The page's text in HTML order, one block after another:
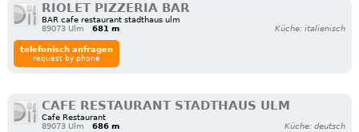
RIOLET PIZZERIA BAR
BAR cafe restaurant stadthaus ulm
89073 Ulm
681 m Küche: italienisch
telefonisch anfragen
request by phone
CAFE RESTAURANT STADTHAUS ULM
Cafe Restaurant
89073 Ulm
686 m Küche: deutsch